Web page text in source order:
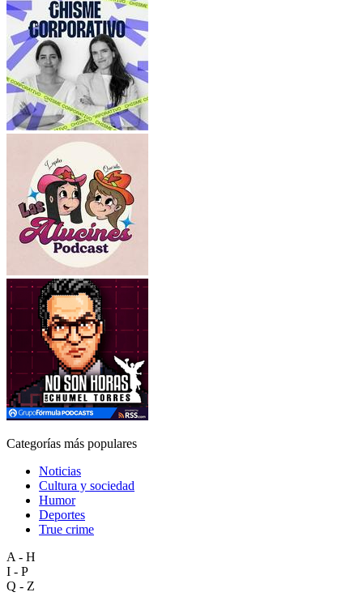
Categorías más populares
Noticias
Cultura y sociedad
Humor
Deportes
True crime
A - H
I - P
Q - Z